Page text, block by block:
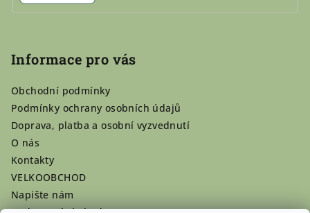
Informace pro vás
Obchodní podmínky
Podmínky ochrany osobních údajů
Doprava, platba a osobní vyzvednutí
O nás
Kontakty
VELKOOBCHOD
Napište nám